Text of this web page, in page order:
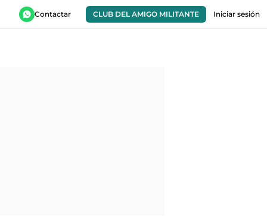
Contactar CLUB DEL AMIGO MILITANTE Iniciar sesión